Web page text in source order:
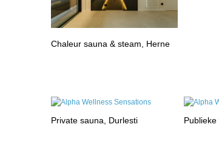
Chaleur sauna & steam, Herne
Private sauna, Durlesti